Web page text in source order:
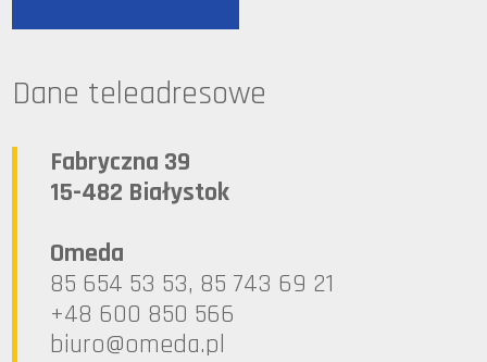
Dane teleadresowe
Fabryczna 39
15-482 Białystok
Omeda
85 654 53 53, 85 743 69 21
+48 600 850 566
lp.ademo@oruib